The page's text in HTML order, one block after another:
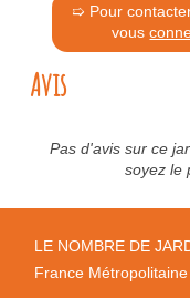
➯ Pour
vous
Avis
Pas d'avis sur ce
soyez le
LE NOMBRE DE
France Métropolitaine